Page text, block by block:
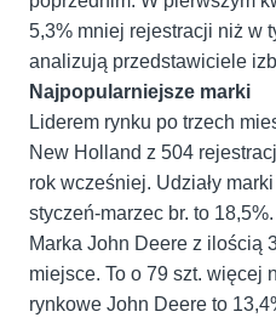
5,3% mniej rejestracji niż w
analizują przedstawiciele
Najpopularniejsze marki
Liderem rynku po trzech
New Holland z 504
rok wcześniej. Udziały
styczeń-marzec br. to 18,5%.
Marka John Deere z ilością
miejsce. To o 79 szt. więcej
rynkowe John Deere to